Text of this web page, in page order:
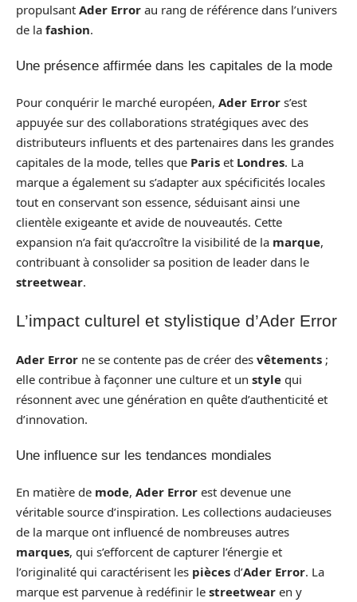
propulsant Ader Error au rang de référence dans l’univers
de la fashion.
Une présence affirmée dans les capitales de la mode
Pour conquérir le marché européen, Ader Error s’est
appuyée sur des collaborations stratégiques avec des
distributeurs influents et des partenaires dans les grandes
capitales de la mode, telles que Paris et Londres. La
marque a également su s’adapter aux spécificités locales
tout en conservant son essence, séduisant ainsi une
clientèle exigeante et avide de nouveautés. Cette
expansion n’a fait qu’accroître la visibilité de la marque,
contribuant à consolider sa position de leader dans le
streetwear.
L’impact culturel et stylistique d’Ader Error
Ader Error ne se contente pas de créer des vêtements ;
elle contribue à façonner une culture et un style qui
résonnent avec une génération en quête d’authenticité et
d’innovation.
Une influence sur les tendances mondiales
En matière de mode, Ader Error est devenue une
véritable source d’inspiration. Les collections audacieuses
de la marque ont influencé de nombreuses autres
marques, qui s’efforcent de capturer l’énergie et
l’originalité qui caractérisent les pièces d’Ader Error. La
marque est parvenue à redéfinir le streetwear en y